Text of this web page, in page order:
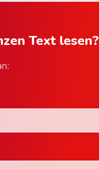
Text lesen?